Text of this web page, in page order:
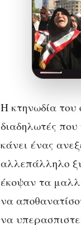
Η κτηνωδία του
διαδηλωτές που
κάνει ένας
αλλεπάλληλο
έκοψαν τα
να
να